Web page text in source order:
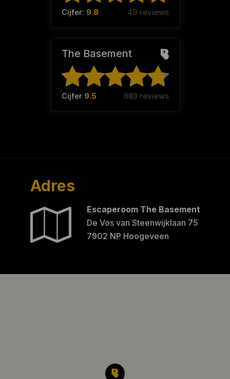
Cijfer: 9.8 49 reviews
The Basement
Cijfer 9.5 683 reviews
Adres
Escaperoom The Basement
De Vos van Steenwijklaan 75
7902 NP Hoogeveen